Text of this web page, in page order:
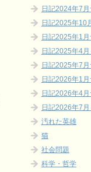
日記2024年7月
日記2025年10
日記2025年1月
日記2025年4月
日記2025年7月
日記2026年1月
日記2026年4月
日記2026年7月
汚れた英雄
猫
社会問題
科学・哲学